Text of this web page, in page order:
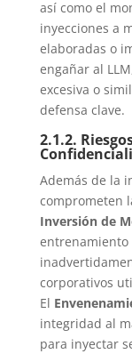
así como el
inyecciones a
elaboradas o
engañar al
excesiva o
defensa clave.
2.1.2.
Además de la
comprometen
Inversión de
entrenamiento
corporativos
El
integridad al
para inyectar